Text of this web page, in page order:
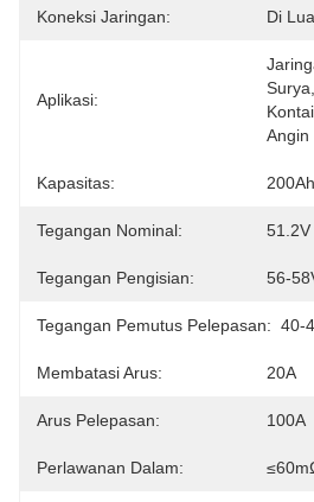
Koneksi Jaringan: Di
Aplikasi:
Angin
Kapasitas: 200Ah
Tegangan Nominal: 51.2V
Tegangan Pengisian: 56-
Tegangan Pemutus Pelepasan: 40-
Membatasi Arus: 20A
Arus Pelepasan: 100A
Perlawanan Dalam: